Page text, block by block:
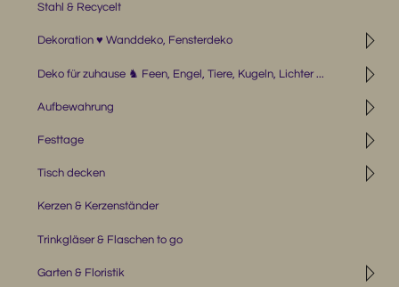
Stahl & Recycelt
◹
Dekoration ♥ Wanddeko, Fensterdeko
◹
Deko für zuhause ♞ Feen, Engel, Tiere, Kugeln, Lichter ...
◹
Aufbewahrung
◹
Festtage
◹
Tisch decken
Kerzen & Kerzenständer
Trinkgläser & Flaschen to go
◹
Garten & Floristik